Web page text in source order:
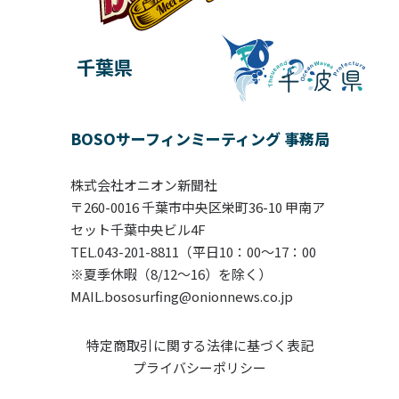
千葉県
BOSOサーフィンミーティング 事務局
株式会社オニオン新聞社
〒260-0016 千葉市中央区栄町36-10 甲南ア
セット千葉中央ビル4F
TEL.043-201-8811（平日10：00〜17：00
※夏季休暇（8/12～16）を除く）
MAIL.bososurfing@onionnews.co.jp
特定商取引に関する法律に基づく表記
プライバシーポリシー